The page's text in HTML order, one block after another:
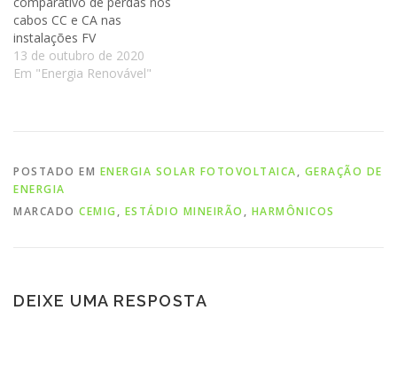
cabos CC e CA nas
instalações FV
13 de outubro de 2020
Em "Energia Renovável"
POSTADO EM ENERGIA SOLAR FOTOVOLTAICA, GERAÇÃO DE
ENERGIA
MARCADO CEMIG , ESTÁDIO MINEIRÃO , HARMÔNICOS
DEIXE UMA RESPOSTA